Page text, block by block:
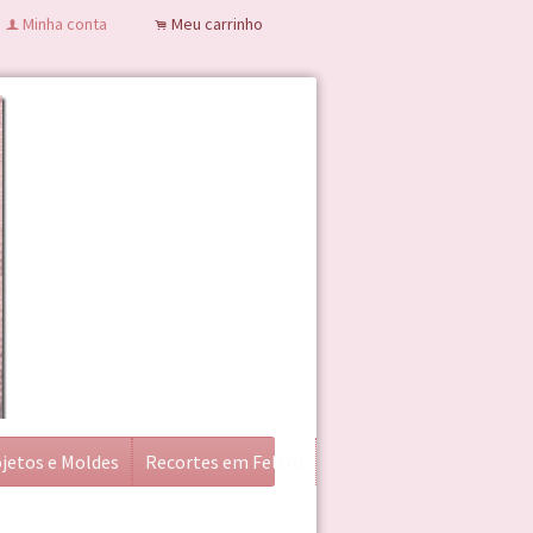
f Minha conta . Meu carrinho
e Moldes Recortes em Feltro